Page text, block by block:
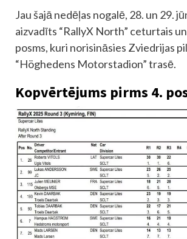
Jau šajā nedēļas nogalē, 28. un 29.
aizvadīts “RallyX North” ceturtais
posms, kuri norisināsies Zviedrijas
“Höghedens Motorstadion” trasē.
Kopvērtējums pirms 4.